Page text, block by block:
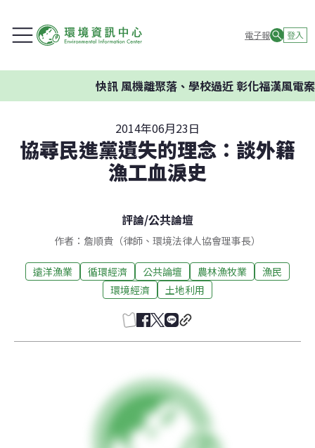
電子報 登入
快訊風機離聚落、學校過近 彰化福漢風電案環
2014年06月23日
協尋民進黨遺失的理念：談外籍
漁工血淚史
評論/公共論壇
作者：詹順貴（律師、環境法律人協會理事長）
遠洋漁業 循環經濟 公共論壇 農林漁牧業
漁民
環境經濟
土地利用